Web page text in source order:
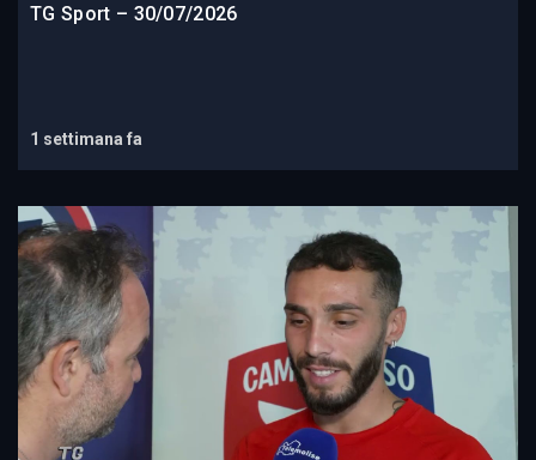
TG Sport – 30/07/2026
1 settimana fa